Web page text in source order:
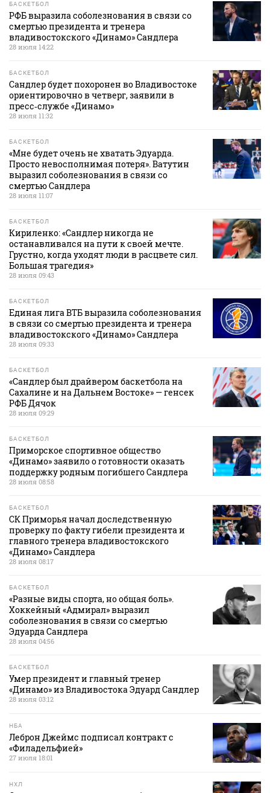
БАСКЕТБОЛ
РФБ выразила соболезнования в связи со
смертью президента и тренера
владивостокского «Динамо» Сандлера
28 июля 14:22
БАСКЕТБОЛ
Сандлер будет похоронен во Владивостоке
ориентировочно в четверг, заявили в
пресс‑службе «Динамо»
28 июля 11:32
БАСКЕТБОЛ
«Мне будет очень не хватать Эдуарда.
Просто невосполнимая потеря». Ватутин
выразил соболезнования в связи со
смертью Сандлера
28 июля 11:07
БАСКЕТБОЛ
Кириленко: «Сандлер никогда не
останавливался на пути к своей мечте.
Грустно, когда уходят люди в расцвете сил.
Большая трагедия»
28 июля 09:43
БАСКЕТБОЛ
Единая лига ВТБ выразила соболезнования
в связи со смертью президента и тренера
владивостокского «Динамо» Сандлера
28 июля 09:33
БАСКЕТБОЛ
«Сандлер был драйвером баскетбола на
Сахалине и на Дальнем Востоке» — генсек
РФБ Дячок
28 июля 09:29
БАСКЕТБОЛ
Приморское спортивное общество
«Динамо» заявило о готовности оказать
поддержку родным погибшего Сандлера
28 июля 08:58
БАСКЕТБОЛ
СК Приморья начал доследственную
проверку по факту гибели президента и
главного тренера владивостокского
«Динамо» Сандлера
28 июля 08:17
БАСКЕТБОЛ
«Разные виды спорта, но общая боль».
Хоккейный «Адмирал» выразил
соболезнования в связи со смертью
Эдуарда Сандлера
28 июля 04:56
БАСКЕТБОЛ
Умер президент и главный тренер
«Динамо» из Владивостока Эдуард Сандлер
28 июля 03:12
НБА
Леброн Джеймс подписал контракт с
«Филадельфией»
27 июля 18:01
НХЛ